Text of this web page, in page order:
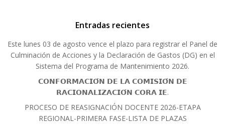
Entradas recientes
Este lunes 03 de agosto vence el plazo para registrar el Panel de
Culminación de Acciones y la Declaración de Gastos (DG) en el
Sistema del Programa de Mantenimiento 2026.
𝗖𝗢𝗡𝗙𝗢𝗥𝗠𝗔𝗖𝗜𝗢́𝗡 𝗗𝗘 𝗟𝗔 𝗖𝗢𝗠𝗜𝗦𝗜𝗢́𝗡 𝗗𝗘
𝗥𝗔𝗖𝗜𝗢𝗡𝗔𝗟𝗜𝗭𝗔𝗖𝗜𝗢́𝗡 𝗖𝗢𝗥𝗔 𝗜𝗘.
PROCESO DE REASIGNACIÓN DOCENTE 2026-ETAPA
REGIONAL-PRIMERA FASE-LISTA DE PLAZAS